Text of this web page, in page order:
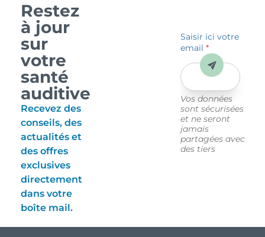
Restez
à jour
sur
votre
santé
auditive
Recevez des
conseils, des
actualités et
des offres
exclusives
directement
dans votre
boîte mail.
Saisir ici votre
email*
Vos données
sont sécurisées
et ne seront
jamais
partagées avec
des tiers
Envoyer